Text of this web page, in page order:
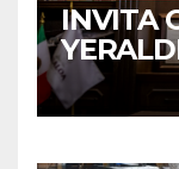
INVITA